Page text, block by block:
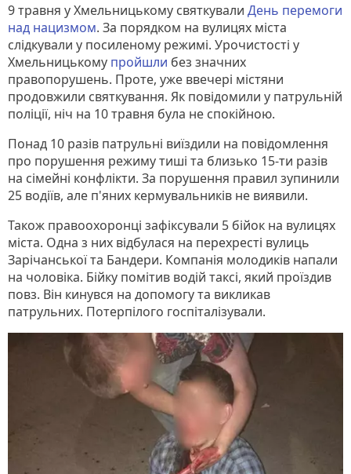
9 травня у Хмельницькому святкували День перемоги
над нацизмом. За порядком на вулицях міста
слідкували у посиленому режимі. Урочистості у
Хмельницькому пройшли без значних
правопорушень. Проте, уже ввечері містяни
продовжили святкування. Як повідомили у патрульній
поліції, ніч на 10 травня була не спокійною.
Понад 10 разів патрульні виїздили на повідомлення
про порушення режиму тиші та близько 15-ти разів
на сімейні конфлікти. За порушення правил зупинили
25 водіїв, але п'яних кермувальників не виявили.
Також правоохоронці зафіксували 5 бійок на вулицях
міста. Одна з них відбулася на перехресті вулиць
Зарічанської та Бандери. Компанія молодиків напали
на чоловіка. Бійку помітив водій таксі, який проїздив
повз. Він кинувся на допомогу та викликав
патрульних. Потерпілого госпіталізували.